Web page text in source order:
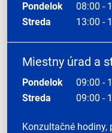
Pondelok
08:00 -
Streda
13:00 -
Miestny úrad a
Pondelok 09:00 -
Streda
09:00 -
Konzultačné